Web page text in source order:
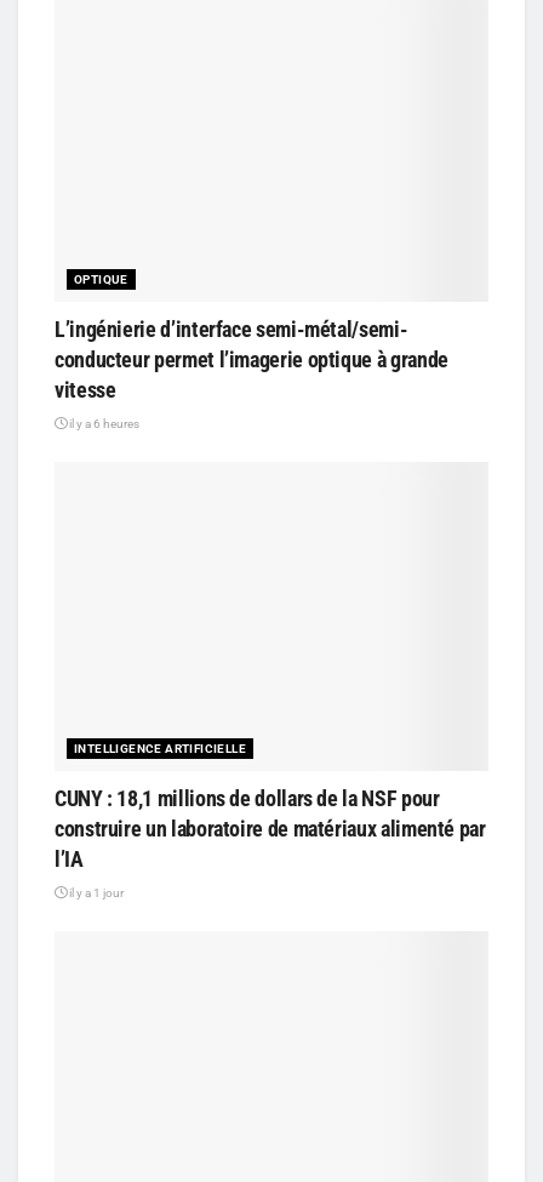
OPTIQUE
L’ingénierie d’interface semi-métal/semi-
conducteur permet l’imagerie optique à grande
vitesse
il y a 6 heures
INTELLIGENCE ARTIFICIELLE
CUNY : 18,1 millions de dollars de la NSF pour
construire un laboratoire de matériaux alimenté par
l’IA
il y a 1 jour